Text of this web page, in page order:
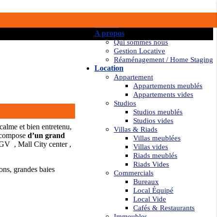
A propos
Qui sommes nous
Gestion Locative
Réaménagement / Home Staging
Location
Appartement
Appartements meublés
Appartements vides
Studios
Studios meublés
Studios vides
Villas & Riads
Villas meublées
Villas vides
Riads meublés
Riads Vides
Commercials
Bureaux
Local Équipé
Local Vide
Cafés & Restaurants
et bien entretenu,
d’un grand
, Mall City center ,
grandes baies